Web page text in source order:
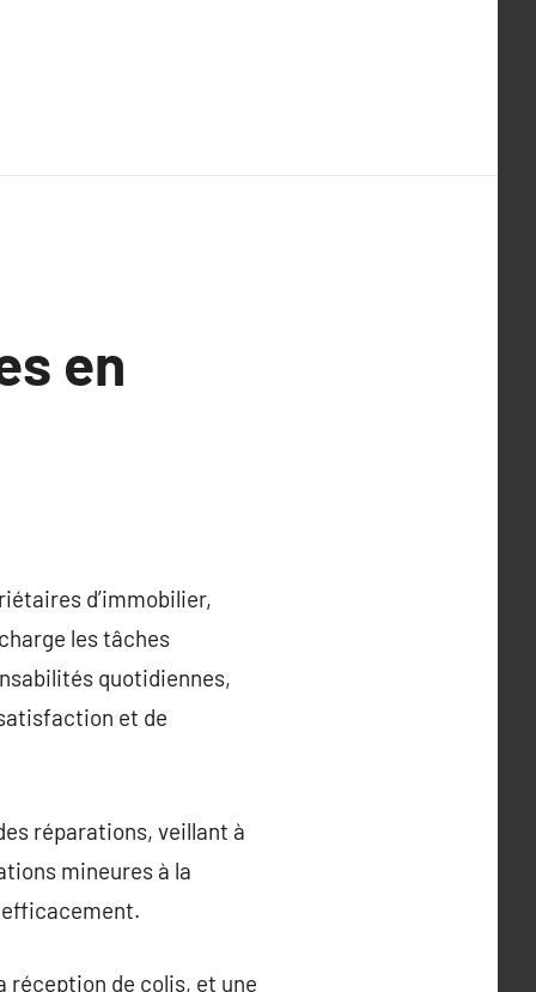
en
d’immobilier,
les tâches
quotidiennes,
et de
réparations, veillant à
mineures à la
réception de colis, et une